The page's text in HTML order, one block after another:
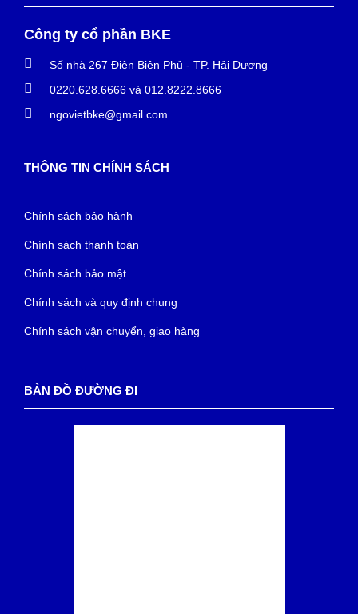
Công ty cổ phần BKE
Số nhà 267 Điện Biên Phủ - TP. Hải Dương
0220.628.6666 và 012.8222.8666
ngovietbke@gmail.com
THÔNG TIN CHÍNH SÁCH
Chính sách bảo hành
Chính sách thanh toán
Chính sách bảo mật
Chính sách và quy định chung
Chính sách vận chuyển, giao hàng
BẢN ĐỒ ĐƯỜNG ĐI